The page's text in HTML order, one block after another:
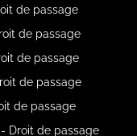
de passage
de passage
de passage
de passage
de passage
Droit de passage